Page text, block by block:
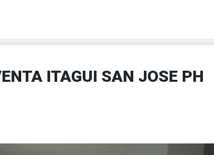
ITAGUI SAN JOSE PH